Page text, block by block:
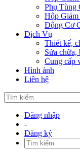
Phụ Tùng
Hộp
Động Cơ
Dịch Vụ
Thiết kế,
Sửa chữa,
Cung cấp
Hình ảnh
Liên hệ
Đăng nhập
-
Đăng ký